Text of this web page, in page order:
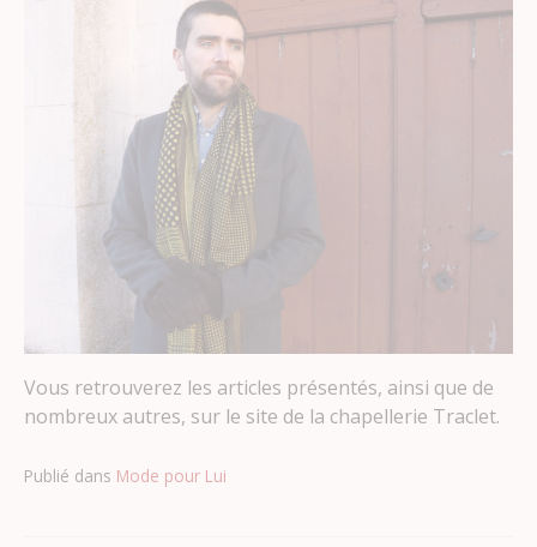
Vous retrouverez les articles présentés, ainsi que de
nombreux autres, sur le site de la chapellerie Traclet.
Publié dans Mode pour Lui